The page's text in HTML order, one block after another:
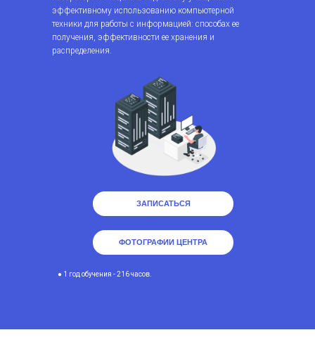
эффективному использованию компьютерной
техники для работы с информацией: способах ее
получения, эффективности ее хранения и
распределения.
ЗАПИСАТЬСЯ
● 1 год обучения - 216 часов.
ФОТОГРАФИИ ЦЕНТРА